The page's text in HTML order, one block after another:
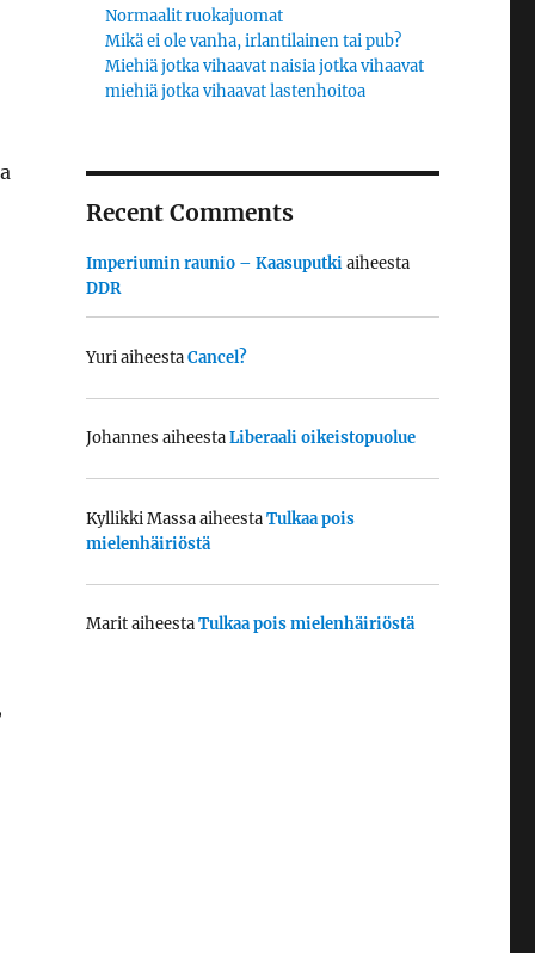
Normaalit ruokajuomat
Mikä ei ole vanha, irlantilainen tai pub?
Miehiä jotka vihaavat naisia jotka vihaavat
miehiä jotka vihaavat lastenhoitoa
Recent Comments
Imperiumin raunio – Kaasuputkiaiheesta
DDR
YuriaiheestaCancel?
Johannes aiheestaLiberaali oikeistopuolue
Kyllikki MassaaiheestaTulkaa pois
mielenhäiriöstä
MaritaiheestaTulkaa pois mielenhäiriöstä